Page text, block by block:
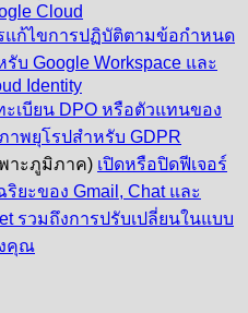
Cloud
แก้ไขการปฏิบัติตามข้อกำหนด
รับ Google Workspace และ
Identity
ะเบียน DPO หรือตัวแทนของ
าพยุโรปสำหรับ GDPR
าะภูมิภาค) เปิดหรือปิดฟีเจอร์
ริยะของ Gmail, Chat และ
รวมถึงการปรับเปลี่ยนในแบบ
คุณ